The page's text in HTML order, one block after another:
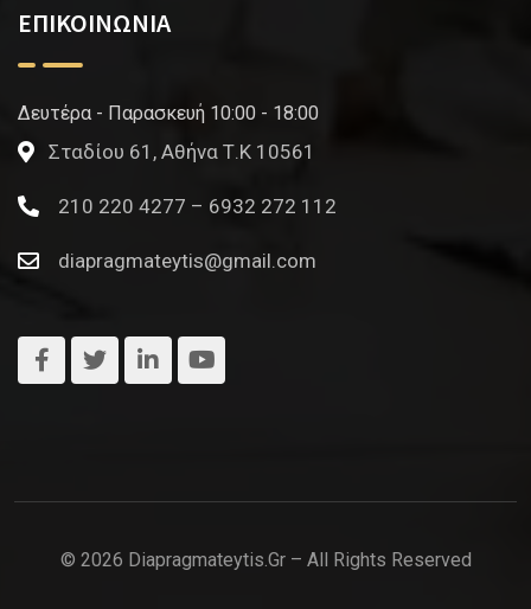
ΕΠΙΚΟΙΝΩΝΙΑ
Δευτέρα - Παρασκευή 10:00 - 18:00
Σταδίου 61, Αθήνα Τ.Κ 10561
210 220 4277 – 6932 272 112
diapragmateytis@gmail.com
© 2026 Diapragmateytis.gr – All Rights Reserved